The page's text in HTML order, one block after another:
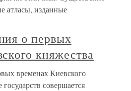
атласы, изданные
о первых
княжества
временах Киевского
совершается